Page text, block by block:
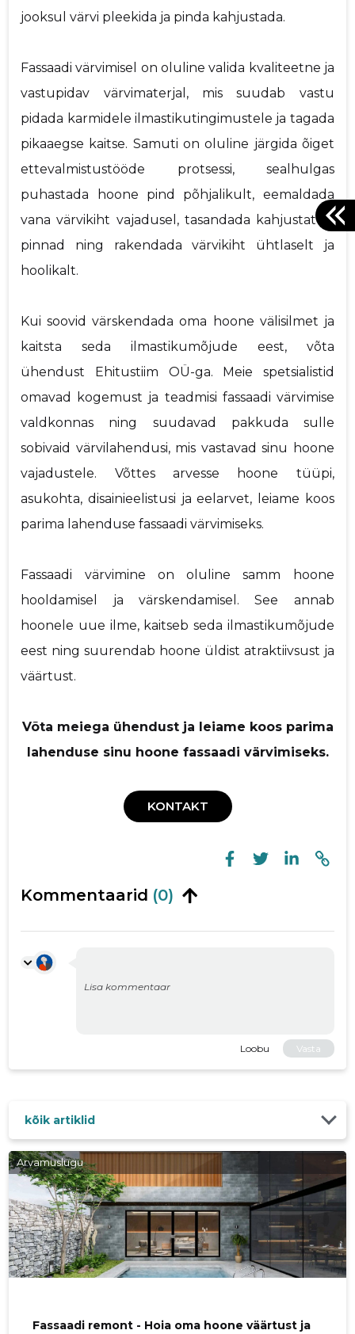
jooksul värvi pleekida ja pinda kahjustada.
Fassaadi värvimisel on oluline valida kvaliteetne ja
vastupidav värvimaterjal, mis suudab vastu
pidada karmidele ilmastikutingimustele ja tagada
pikaaegse kaitse. Samuti on oluline järgida õiget
ettevalmistustööde protsessi, sealhulgas
puhastada hoone pind põhjalikult, eemaldada
vana värvikiht vajadusel, tasandada kahjustatud
pinnad ning rakendada värvikiht ühtlaselt ja
hoolikalt.
Kui soovid värskendada oma hoone välisilmet ja
kaitsta seda ilmastikumõjude eest, võta
ühendust Ehitustiim OÜ-ga. Meie spetsialistid
omavad kogemust ja teadmisi fassaadi värvimise
valdkonnas ning suudavad pakkuda sulle
sobivaid värvilahendusi, mis vastavad sinu hoone
vajadustele. Võttes arvesse hoone tüüpi,
asukohta, disainieelistusi ja eelarvet, leiame koos
parima lahenduse fassaadi värvimiseks.
Fassaadi värvimine on oluline samm hoone
hooldamisel ja värskendamisel. See annab
hoonele uue ilme, kaitseb seda ilmastikumõjude
eest ning suurendab hoone üldist atraktiivsust ja
väärtust.
Võta meiega ühendust ja leiame koos parima
lahenduse sinu hoone fassaadi värvimiseks.
KONTAKT
Kommentaarid (0)
Loobu Vasta
kõik artiklid
Arvamuslugu
Fassaadi remont - Hoia oma hoone väärtust ja